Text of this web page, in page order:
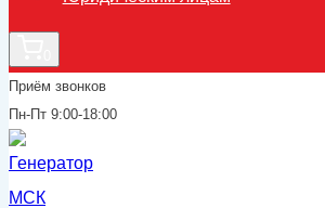
Приём звонков
Пн-Пт 9:00-18:00